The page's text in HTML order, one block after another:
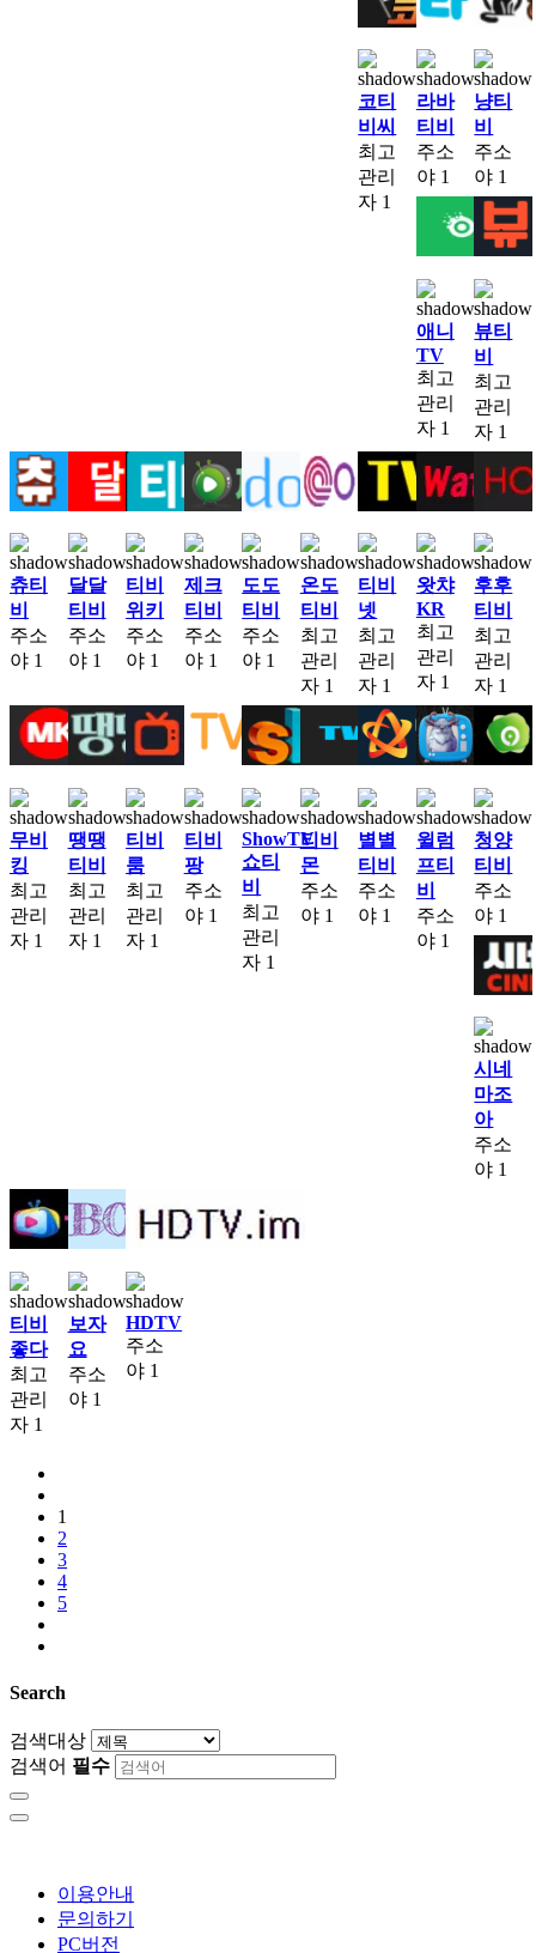
코티
비씨
최고
관리
자 1
라바
티비
주소
야 1
냥티
비
주소
야 1
애니
TV
최고
관리
자 1
뷰티
비
최고
관리
자 1
츄티
비
주소
야 1
달달
티비
주소
야 1
티비
위키
주소
야 1
제크
티비
주소
야 1
도도
티비
주소
야 1
온도
티비
최고
관리
자 1
티비
넷
최고
관리
자 1
왓챠
KR
최고
관리
자 1
후후
티비
최고
관리
자 1
무비
킹
최고
관리
자 1
땡땡
티비
최고
관리
자 1
티비
룸
최고
관리
자 1
티비
팡
주소
야 1
ShowTV
쇼티
비
최고
관리
자 1
티비
몬
주소
야 1
별별
티비
주소
야 1
윌럼
프티
비
주소
야 1
청양
티비
주소
야 1
시네
마조
아
주소
야 1
티비
좋다
최고
관리
자 1
보자
요
주소
야 1
HDTV
주소
야 1
1
2
3
4
5
Search
검색대상
검색어 필수
이용안내
문의하기
PC버전